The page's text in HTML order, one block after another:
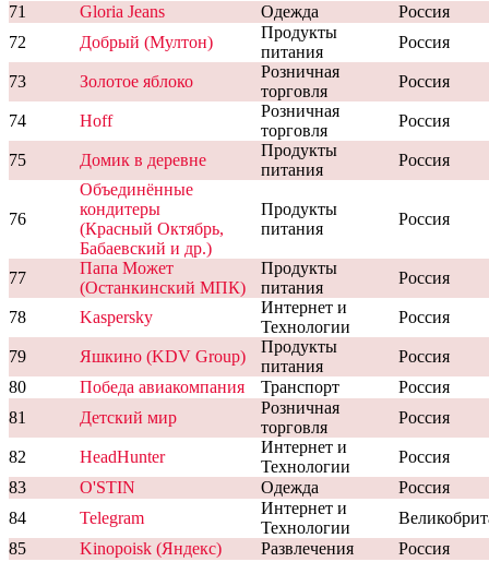
71
Gloria Jeans Одежда
Россия
72
Добрый (Мултон)
Продукты
питания
Россия
73 Золотое яблоко
Розничная
торговля
Россия
74 Hoff
Розничная
торговля
Россия
75 Домик в деревне
Продукты
питания
Россия
76
Объединённые
кондитеры
(Красный Октябрь,
Бабаевский и др.)
Продукты
питания
Россия
77
Папа Может
(Останкинский МПК)
Продукты
питания
Россия
78 Kaspersky
Интернет и
Технологии
Россия
79 Яшкино (KDV Group)
Продукты
питания
Россия
80
Победа авиакомпания Транспорт
Россия
81
Детский мир
Розничная
торговля
Россия
82 HeadHunter
Интернет и
Технологии
Россия
83
O'STIN Одежда
Россия
84
Telegram
Интернет и
Технологии
85
Kinopoisk (Яндекс) Развлечения
Россия